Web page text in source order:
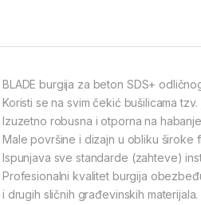
BLADE burgija za beton SDS+
Koristi se na svim čekić bušilicama tzv.
Izuzetno robusna i otporna na
Male površine i dizajn u obliku široke
Ispunjava sve standarde (zahteve)
Profesionalni kvalitet burgija
i drugih sličnih građevinskih materijala.